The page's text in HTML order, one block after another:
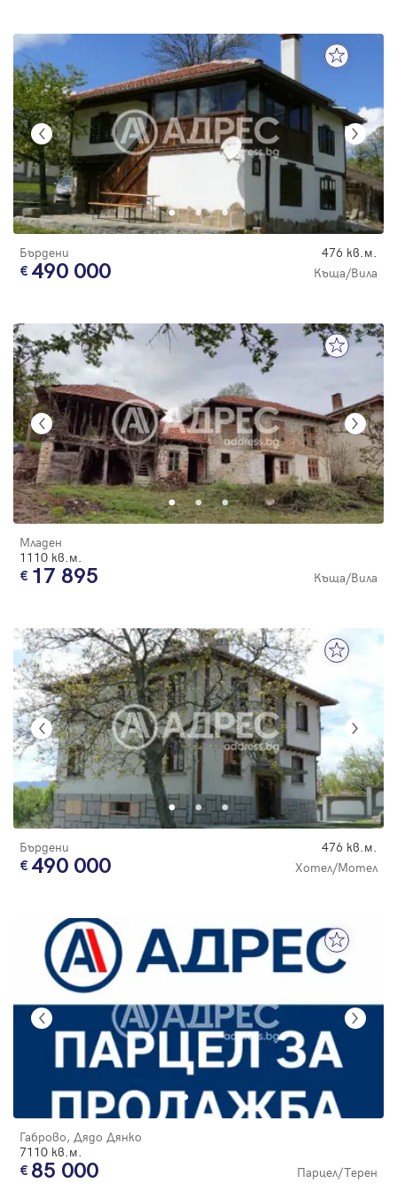
Бърдени 476 кв.м.
490 000 Къща/Вила
Младен
1110 кв.м.
17 895 Къща/Вила
Бърдени 476 кв.м.
490 000 Хотел/Мотел
Габрово, Дядо Дянко
7110 кв.м.
85 000 Парцел/Терен